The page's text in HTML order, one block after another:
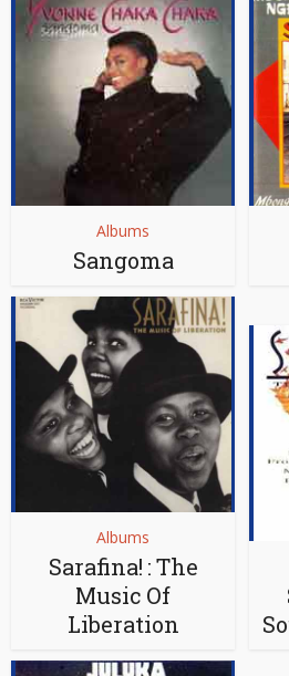
Albums
Sangoma
Albums
Sarafina! : The
Music Of
Liberation